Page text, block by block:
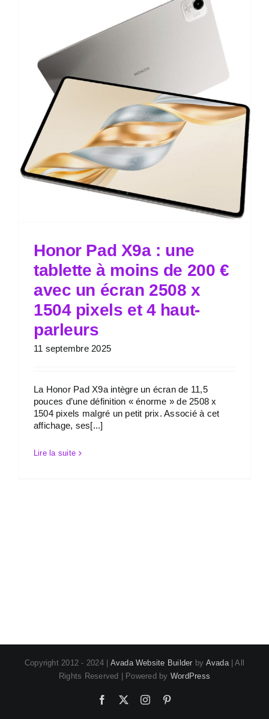
Honor Pad X9a : une
tablette à moins de 200 €
avec un écran 2508 x
1504 pixels et 4 haut-
parleurs
11 septembre 2025
La Honor Pad X9a intègre un écran de 11,5
pouces d’une définition « énorme » de 2508 x
1504 pixels malgré un petit prix. Associé à cet
affichage, ses[...]
Lire la suite
Copyright 2012 - 2024 | Avada Website Builder by Avada| All
Rights Reserved | Powered by WordPress
Facebook Instagram